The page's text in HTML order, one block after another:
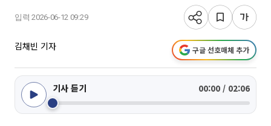
입력 2026-06-12 09:29
김채빈 기자 구글 선호매체 추가
기사 듣기 00:00 / 02:06